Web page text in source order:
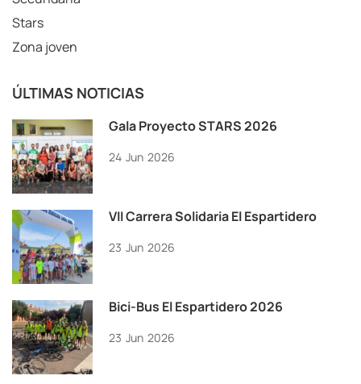
Stars
Zona joven
ÚLTIMAS NOTICIAS
Gala Proyecto STARS 2026
24 Jun 2026
VII Carrera Solidaria El Espartidero
23 Jun 2026
Bici-Bus El Espartidero 2026
23 Jun 2026